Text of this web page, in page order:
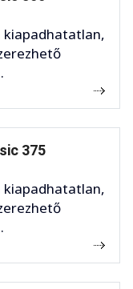
kiapadhatatlan,
375
kiapadhatatlan,